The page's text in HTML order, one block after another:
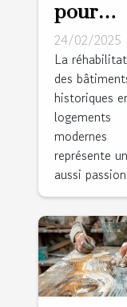
pour
des
en
24/02/2025
La
des
historiques
logements
modernes
représente
aussi